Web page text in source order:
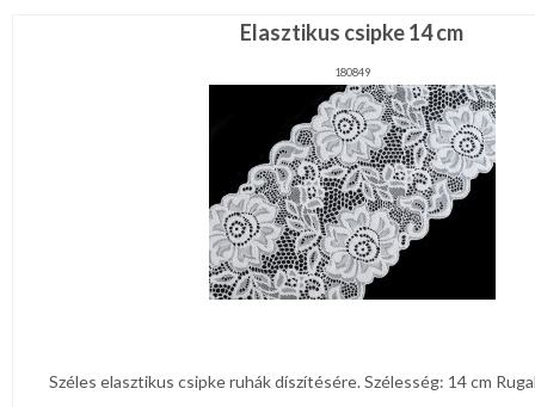
Elasztikus csipke 14 cm
180849
Széles elasztikus csipke ruhák díszítésére. Szélesség: 14 cm